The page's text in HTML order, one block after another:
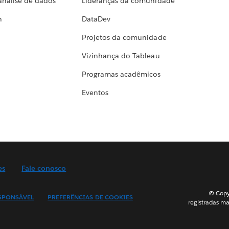
DataDev
Projetos da comunidade
Vizinhança do Tableau
Programas acadêmicos
Eventos
Fale conosco
PREFERÊNCIAS DE COOKIES
©
registradas